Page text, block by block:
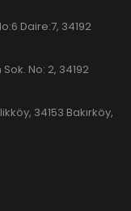
Daire:7, 34192
No: 2, 34192
34153 Bakırköy,